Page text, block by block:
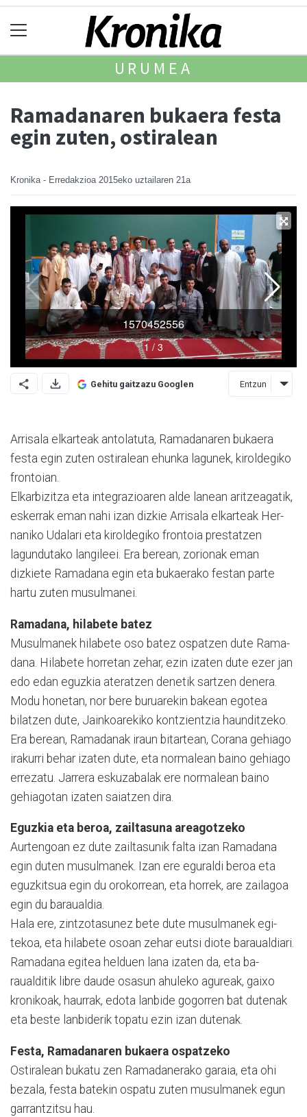
URUMEA
Ramadanaren bukaera festa
egin zuten, ostiralean
Kronika - Erredakzioa 2015eko uztailaren 21a
Gehitu gaitzazu Googlen Entzun
Arrisala elkarteak anto­latuta, Ramadanaren bukaera
festa egin zuten ostiralean ehunka lagunek, kirol­de­giko
frontoian.
Elkarbizitza eta integrazio­aren alde lanean aritzeagatik,
eskerrak eman nahi izan dizkie Arrisala elkarteak Her­
naniko Udalari eta kiroldegiko frontoia prestatzen
lagundu­tako langileei. Era berean, zorionak eman
dizkiete Ramadana egin eta bukaerako festan parte
hartu zuten musulmanei.
Ramadana, hilabete batez
Musulmanek hilabete oso batez ospatzen dute Rama­
dana. Hilabete horretan zehar, ezin izaten dute ezer jan
edo edan eguzkia ateratzen denetik sartzen denera.
Modu honetan, nor bere buruarekin bakean egotea
bilatzen dute, Jainkoarekiko kontzientzia haunditzeko.
Era berean, Ramadanak iraun bitartean, Corana gehiago
irakurri behar izaten dute, eta normalean baino gehiago
errezatu. Jarrera eskuzabalak ere normalean baino
gehiagotan izaten saiatzen dira.
Eguzkia eta beroa, zailtasuna areagotzeko
Aurtengoan ez dute zail­tasunik falta izan Ramadana
egin duten musulmanek. Izan ere eguraldi beroa eta
eguzkitsua egin du oro­ko­rrean, eta horrek, are zailagoa
egin du baraualdia.
Hala ere, zintzotasunez bete dute musulmanek egi­
tekoa, eta hilabete osoan ze­har eutsi diote baraualdiari.
Ramadana egitea helduen lana izaten da, eta ba­
raualditik libre daude osasun ahuleko agureak, gaixo
kronikoak, haurrak, edota lanbide gogorren bat dutenak
eta beste lanbiderik topatu ezin izan dutenak.
Festa, Ramadanaren bukaera ospatzeko
Ostiralean bukatu zen Ramadanerako garaia, eta ohi
bezala, festa batekin ospatu zuten musulmanek egun
garrantzitsu hau.